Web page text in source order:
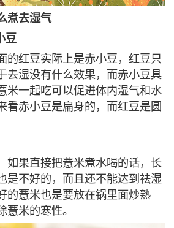
煮去湿气
豆
的红豆实际上是赤小豆，红豆只
去湿没有什么效果，而赤小豆具
米一起吃可以促进体内湿气和水
看赤小豆是扁身的，而红豆是圆
如果直接把薏米煮水喝的话，长
是不好的，而且还不能达到祛湿
的薏米也是要放在锅里面炒熟
薏米的寒性。